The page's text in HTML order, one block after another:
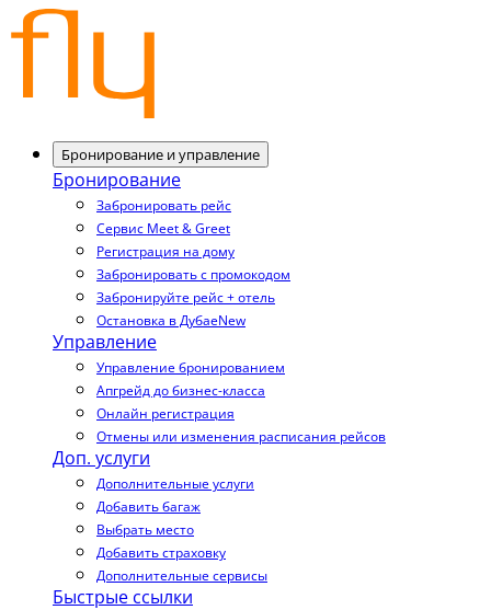
Бронирование и управление
Бронирование
Забронировать рейс
Сервис Meet & Greet
Регистрация на дому
Забронировать с промокодом
Забронируйте рейс + отель
Остановка в ДубаеNew
Управление
Управление бронированием
Апгрейд до бизнес-класса
Онлайн регистрация
Отмены или изменения расписания рейсов
Доп. услуги
Дополнительные услуги
Добавить багаж
Выбрать место
Добавить страховку
Дополнительные сервисы
Быстрые ссылки